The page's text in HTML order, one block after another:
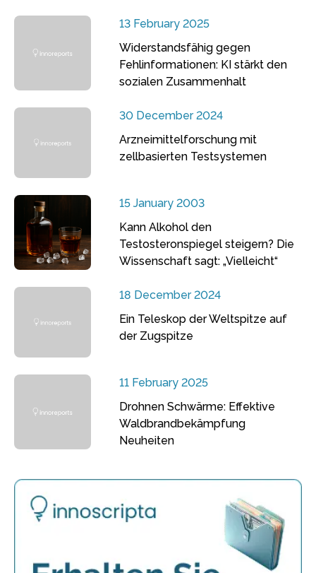
13 February 2025
Widerstandsfähig gegen
Fehlinformationen: KI stärkt den
sozialen Zusammenhalt
30 December 2024
Arzneimittelforschung mit
zellbasierten Testsystemen
15 January 2003
Kann Alkohol den
Testosteronspiegel steigern? Die
Wissenschaft sagt: „Vielleicht“
18 December 2024
Ein Teleskop der Weltspitze auf
der Zugspitze
11 February 2025
Drohnen Schwärme: Effektive
Waldbrandbekämpfung
Neuheiten